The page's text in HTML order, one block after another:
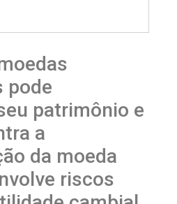
pode
patrimônio e
a
da moeda
riscos